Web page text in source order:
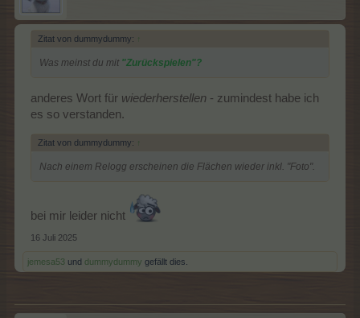
Zitat von dummydummy: ↑
Was meinst du mit "Zurückspielen"?
anderes Wort für wiederherstellen - zumindest habe ich
es so verstanden.
Zitat von dummydummy: ↑
Nach einem Relogg erscheinen die Flächen wieder inkl. "Foto".
bei mir leider nicht
16 Juli 2025
jemesa53 und dummydummy gefällt dies.